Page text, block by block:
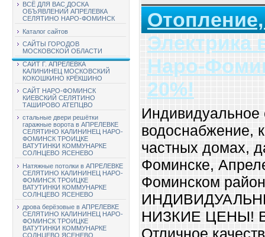
ВСЁ ДЛЯ ВАС ДОСКА
ОБЪЯВЛЕНИЙ АПРЕЛЕВКА
СЕЛЯТИНО НАРО-ФОМИНСК
Каталог сайтов
САЙТЫ ГОРОДОВ
МОСКОВСКОЙ ОБЛАСТИ
САЙТ Г. АПРЕЛЕВКА
КАЛИНИНЕЦ МОСКОВСКИЙ
КОКОШКИНО КРЁКШИНО
САЙТ НАРО-ФОМИНСК
КИЕВСКИЙ СЕЛЯТИНО
ТАШИРОВО АТЕПЦВО
стальные двери решётки
гаражные ворота в АПРЕЛЕВКЕ
СЕЛЯТИНО КАЛИНИНЕЦ НАРО-
ФОМИНСК ТРОИЦКЕ
ВАТУТИНКИ КОММУНАРКЕ
СОЛНЦЕВО ЯСЕНЕВО
Натяжные потолки в АПРЕЛЕВКЕ
СЕЛЯТИНО КАЛИНИНЕЦ НАРО-
ФОМИНСК ТРОИЦКЕ
ВАТУТИНКИ КОММУНАРКЕ
СОЛНЦЕВО ЯСЕНЕВО
дрова берёзовые в АПРЕЛЕВКЕ
СЕЛЯТИНО КАЛИНИНЕЦ НАРО-
ФОМИНСК ТРОИЦКЕ
ВАТУТИНКИ КОММУНАРКЕ
СОЛНЦЕВО ЯСЕНЕВО
Электрика
Наро-
20%!
Индивидуальное
водоснабжение,
частных домах,
Фоминске,
Фоминском
НИЗКИЕ ЦЕНЫ!
Отличное